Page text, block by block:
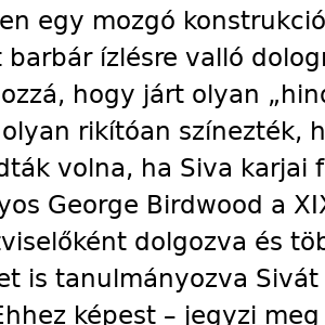
egy mozgó
barbár ízlésre valló
hogy járt olyan
rikítóan színezték,
volna, ha Siva karjai
George Birdwood a
dolgozva és
is tanulmányozva
képest – jegyzi